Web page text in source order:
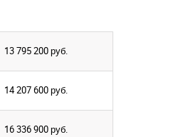
13 795 200руб.
14 207 600руб.
16 336 900руб.